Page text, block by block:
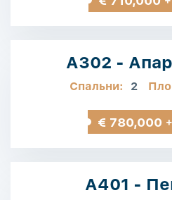
A302 -
Спальни: 2
€ 780,000
A401 -